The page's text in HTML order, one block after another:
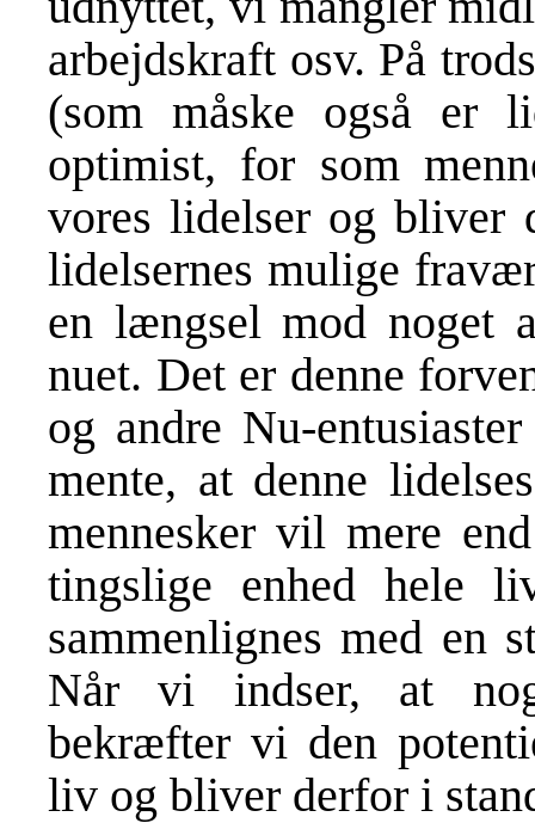
arbejdskraft osv. På
(som måske også er
optimist, for som
vores lidelser og bliver
lidelsernes mulige
en længsel mod noget
nuet. Det er denne
og andre Nu-
mente, at denne
mennesker vil mere
tingslige enhed hele
sammenlignes med en
Når vi indser, at
bekræfter vi den
liv og bliver derfor i